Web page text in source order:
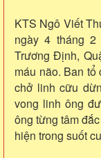
KTS Ngô Viết
ngày 4 tháng
Trương Định,
máu não. Ban
chở linh cữu
vong linh ông
ông từng tâm
hiện trong suốt